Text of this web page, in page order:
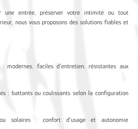
une entrée, préserver votre intimité ou tout
nous vous proposons des solutions fiables et
modernes, faciles d’entretien, résistantes aux
: battants ou coulissants selon la configuration
solaires : confort d’usage et autonomie